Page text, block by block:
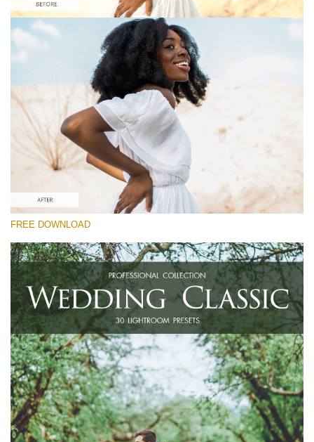
Por favor selecione
Free Instagram Preset #34
Wedding Classic
(30 Lr Presets)
Luxe Wedding
(230 Lr Presets)
(2067 Lr Presets)
Download Grátis
FREE DOWNLOAD